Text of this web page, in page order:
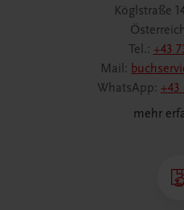
Köglstraße
Tel.: +43
Mail:
WhatsApp: +43
mehr